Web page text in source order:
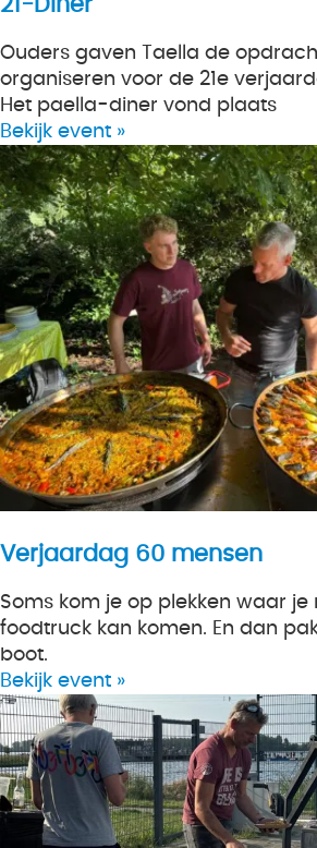
21-Diner
Ouders gaven Taella de
organiseren voor de 21e
Het paella-diner vond plaats
Bekijk event »
Verjaardag 60 mensen
Soms kom je op plekken waar je
foodtruck kan komen. En dan
boot.
Bekijk event »